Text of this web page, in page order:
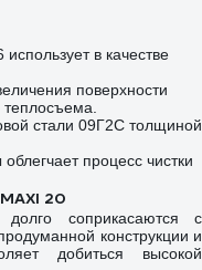
в качестве
поверхности
стали 09Г2С толщиной
процесс чистки
20
соприкасаются с
конструкции и
добиться высокой